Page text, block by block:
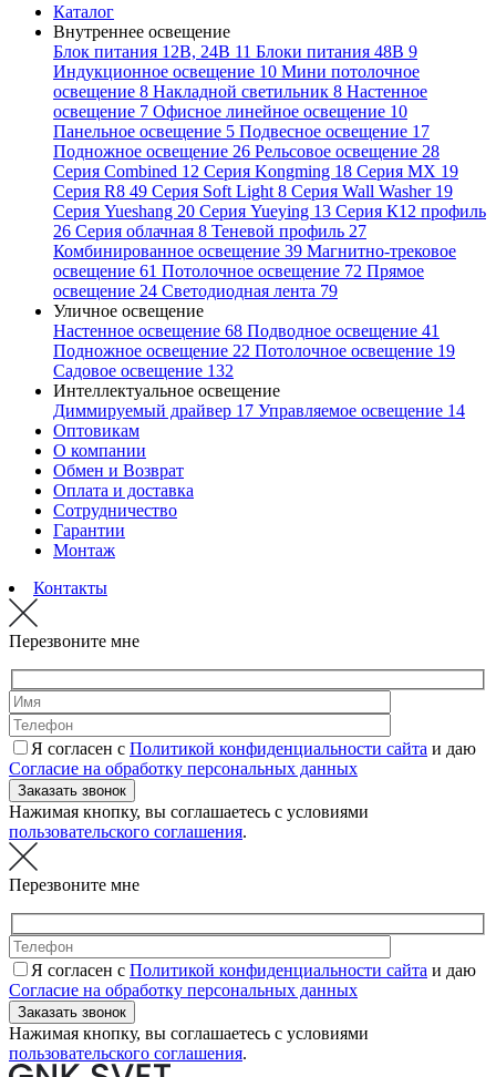
Каталог
Внутреннее освещение
Блок питания 12В, 24В 11 Блоки питания 48В 9
Индукционное освещение 10 Мини потолочное
освещение 8 Накладной светильник 8 Настенное
освещение 7 Офисное линейное освещение 10
Панельное освещение 5 Подвесное освещение 17
Подножное освещение 26 Рельсовое освещение 28
Серия Combined 12 Серия Kongming 18 Серия MX 19
Серия R8 49 Серия Soft Light 8 Серия Wall Washer 19
Серия Yueshang 20 Серия Yueying 13 Серия К12 профиль
26 Серия облачная 8 Теневой профиль 27
Комбинированное освещение 39 Магнитно-трековое
освещение 61 Потолочное освещение 72 Прямое
освещение 24 Светодиодная лента 79
Уличное освещение
Настенное освещение 68 Подводное освещение 41
Подножное освещение 22 Потолочное освещение 19
Садовое освещение 132
Интеллектуальное освещение
Диммируемый драйвер 17 Управляемое освещение 14
Оптовикам
О компании
Обмен и Возврат
Оплата и доставка
Сотрудничество
Гарантии
Монтаж
Контакты
Перезвоните мне
Я согласен с Политикой конфиденциальности сайта и даю
Согласие на обработку персональных данных
Нажимая кнопку, вы соглашаетесь с условиями
пользовательского соглашения.
Перезвоните мне
Я согласен с Политикой конфиденциальности сайта и даю
Согласие на обработку персональных данных
Нажимая кнопку, вы соглашаетесь с условиями
пользовательского соглашения.